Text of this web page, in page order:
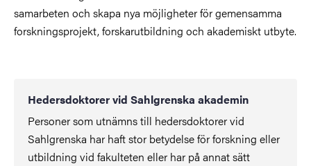
samarbeten och skapa nya möjligheter för gemensamma
forskningsprojekt, forskarutbildning och akademiskt utbyte.
Hedersdoktorer vid Sahlgrenska akademin
Personer som utnämns till hedersdoktorer vid
Sahlgrenska har haft stor betydelse för forskning eller
utbildning vid fakulteten eller har på annat sätt